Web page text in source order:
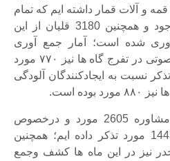
و آلات قمار داشته ایم که تمام
این موارد در انبار ستاد موجود و همچنین 3180 قلیان از این
شده است؛ آمار جمع آوری
وسایل و ابزار ایجاد آلودگی صوتی در تفرج گاه ها نیز ۷۷۰ مورد
نسبت به ایجادکنندگان آلودگی
است.
حسن دزفولی افزود: آمار مشاوره 2605 مورد و درخصوص
بدپوششی و بدحجابی نیز 1445 مورد تذکر داده ایم؛ همچنین
نیز در این ماه ها کشف وجمع